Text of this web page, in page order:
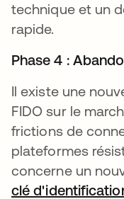
technique et un
rapide.
Phase 4 :
Il existe une
FIDO sur le
frictions de
plateformes
concerne un
clé